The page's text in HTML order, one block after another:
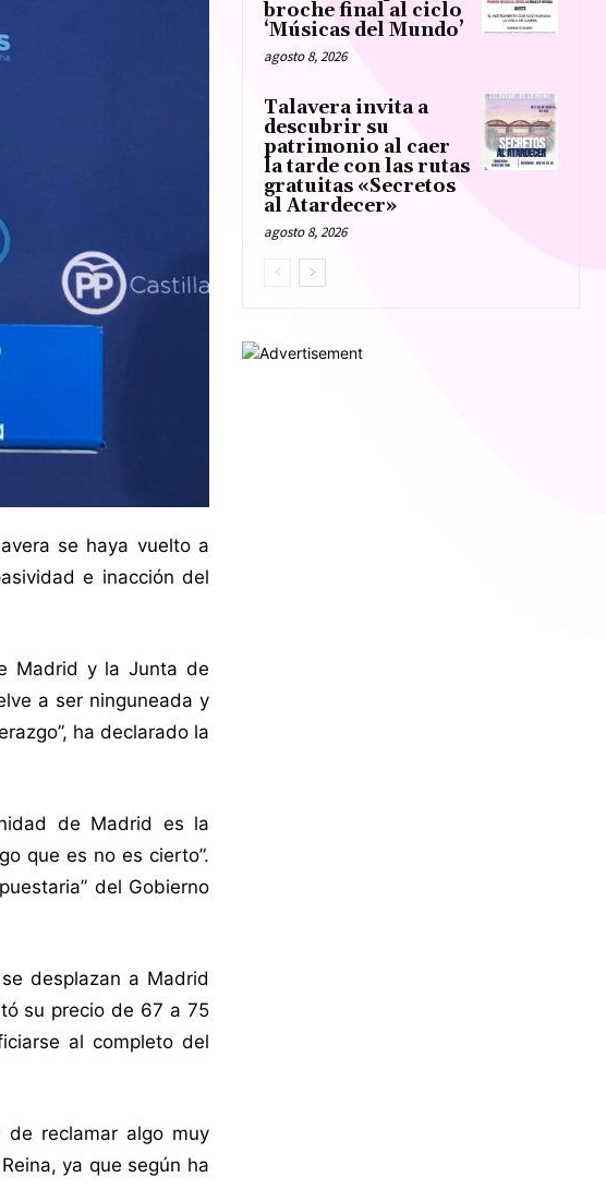
se haya vuelto a
e inacción del
Madrid y la Junta de
a ser ninguneada y
ha declarado la
de Madrid es la
que es no es cierto”.
del Gobierno
desplazan a Madrid
su precio de 67 a 75
al completo del
de reclamar algo muy
ya que según ha
broche final al ciclo
‘Músicas del Mundo’
agosto 8, 2026
Talavera invita a
descubrir su
patrimonio al caer
la tarde con las rutas
gratuitas «Secretos
al Atardecer»
agosto 8, 2026